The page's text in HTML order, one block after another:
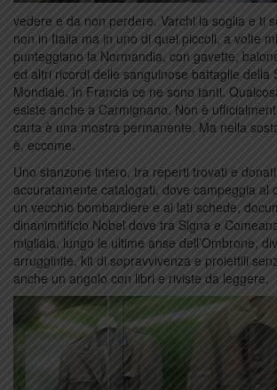
vedere e da non perdere. Varchi la soglia e ti
non in Italia ma in uno di quei piccoli, a volte
punteggiano la Normandia, con gavette,
ed altri ricordi delle sanguinose battaglie della
Mondiale. In Francia ce ne sono tanti.
esiste anche a Carmignano. Non è
carta è una mostra permanente. Ma nella
è, eccome.
Uno stanzone intero, tra reperti trovati e
accuratamente catalogati, dove campeggia al
un vecchio bombardiere e ai lati schede,
dinanimitificio Nobel dove tra Signa e
migliaia, lungo le ultime anse dell’Ombrone,
arrugginite, kit di sopravvivenza e proiettili
anche un angolo con libri e riviste da leggere.